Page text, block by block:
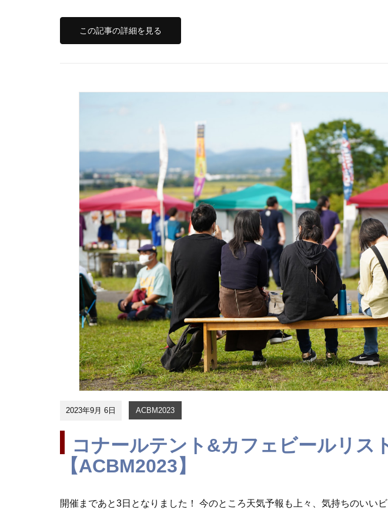
この記事の詳細を見る
2023年9月 6日 ACBM2023
コナールテント&カフェビールリス
【ACBM2023】
開催まであと3日となりました！ 今のところ天気予報も上々、気持ちのいい